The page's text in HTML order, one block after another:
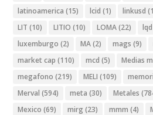
latinoamerica (15) lcid (1) linkusd
LIT (10) LITIO (10) LOMA(22) lqd
luxemburgo (2) MA(2) mags (9)
market cap (110) mcd (5) Medias
megafono (219) MELI (109)
Merval (594) meta (30) Metales
Mexico (69) mirg (23) mmm (4)